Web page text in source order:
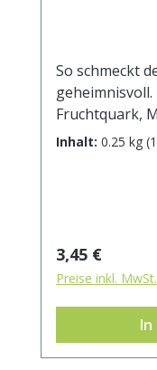
So schmeckt
Fruchtquark,
Milchreis.
Fettsäuren 0 g Kohlenhydrate 97 g davon:
- Zucker 96 g Ballaststoffe 0 g Eiweiß 0 g
Salz 0 g
Inhalt: 0.25 kg
Regulärer
3,45 €
Preise inkl.